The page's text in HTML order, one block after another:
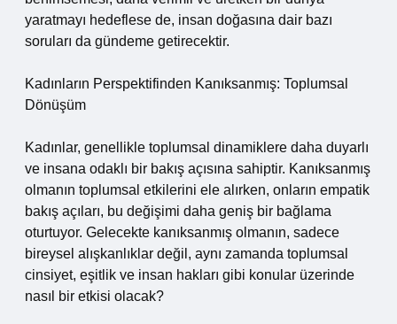
yaratmayı hedeflese de, insan doğasına dair bazı
soruları da gündeme getirecektir.
Kadınların Perspektifinden Kanıksanmış: Toplumsal
Dönüşüm
Kadınlar, genellikle toplumsal dinamiklere daha duyarlı
ve insana odaklı bir bakış açısına sahiptir. Kanıksanmış
olmanın toplumsal etkilerini ele alırken, onların empatik
bakış açıları, bu değişimi daha geniş bir bağlama
oturtuyor. Gelecekte kanıksanmış olmanın, sadece
bireysel alışkanlıklar değil, aynı zamanda toplumsal
cinsiyet, eşitlik ve insan hakları gibi konular üzerinde
nasıl bir etkisi olacak?